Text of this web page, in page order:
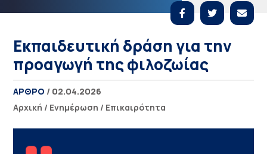
Eκπαιδευτική δράση για την
προαγωγή της φιλοζωίας
ΑΡΘΡΟ / 02.04.2026
Αρχική / Ενημέρωση / Επικαιρότητα